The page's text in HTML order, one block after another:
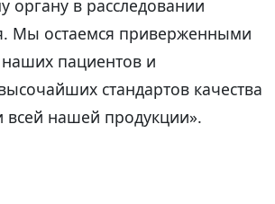
органу в расследовании
Мы остаемся приверженными
пациентов и
стандартов качества
всей нашей продукции».